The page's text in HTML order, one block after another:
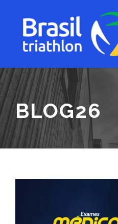
BLOG26